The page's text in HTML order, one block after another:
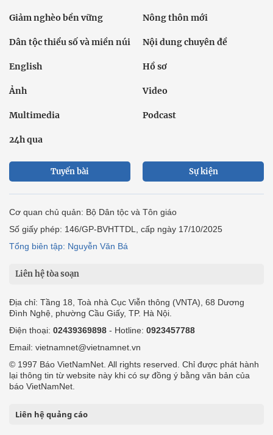
Giảm nghèo bền vững Nông thôn mới
Dân tộc thiểu số và miền núi Nội dung chuyên đề
English Hồ sơ
Ảnh Video
Multimedia Podcast
24h qua
Tuyến bài Sự kiện
Cơ quan chủ quản: Bộ Dân tộc và Tôn giáo
Số giấy phép: 146/GP-BVHTTDL, cấp ngày 17/10/2025
Tổng biên tập: Nguyễn Văn Bá
Liên hệ tòa soạn
Địa chỉ: Tầng 18, Toà nhà Cục Viễn thông (VNTA), 68 Dương
Đình Nghệ, phường Cầu Giấy, TP. Hà Nội.
Điện thoại: 02439369898 - Hotline: 0923457788
Email: vietnamnet@vietnamnet.vn
© 1997 Báo VietNamNet. All rights reserved. Chỉ được phát hành
lại thông tin từ website này khi có sự đồng ý bằng văn bản của
báo VietNamNet.
Liên hệ quảng cáo